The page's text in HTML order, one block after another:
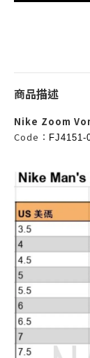
商品描述
Nike Zoom
Code： FJ4151-